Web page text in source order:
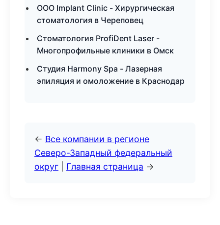
ООО Implant Clinic - Хирургическая
стоматология в Череповец
Стоматология ProfiDent Laser -
Многопрофильные клиники в Омск
Студия Harmony Spa - Лазерная
эпиляция и омоложение в Краснодар
← Все компании в регионе
Северо-Западный федеральный
округ
Главная страница →